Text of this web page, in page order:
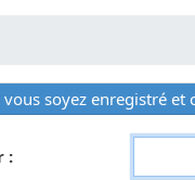
soyez enregistré
: